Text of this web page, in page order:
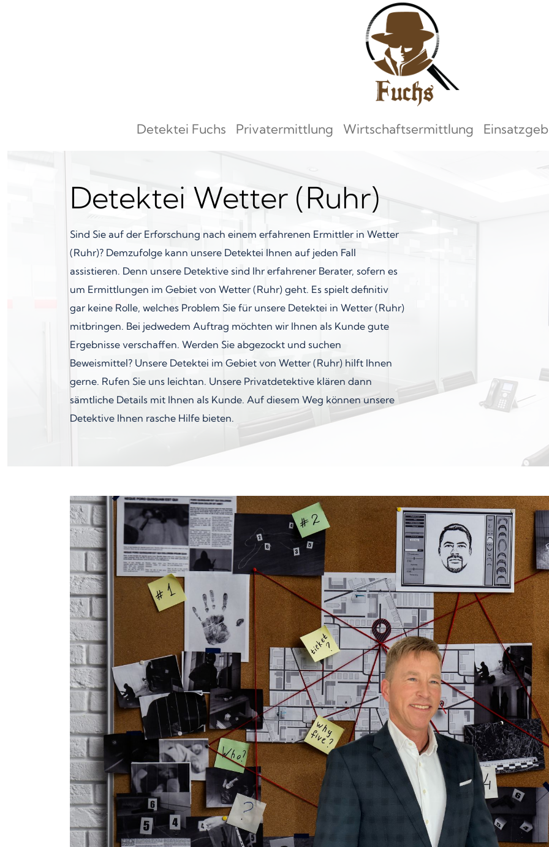
HauptnavigationDetektei Fuchs Privatermittlung Wirtschaftsermittlung
Detektei Wetter (Ruhr)
Sind Sie auf der Erforschung nach einem erfahrenen Ermittler in Wetter
(Ruhr)? Demzufolge kann unsere Detektei Ihnen auf jeden Fall
assistieren. Denn unsere Detektive sind Ihr erfahrener Berater, sofern es
um Ermittlungen im Gebiet von Wetter (Ruhr) geht. Es spielt definitiv
gar keine Rolle, welches Problem Sie für unsere Detektei in Wetter (Ruhr)
mitbringen. Bei jedwedem Auftrag möchten wir Ihnen als Kunde gute
Ergebnisse verschaffen. Werden Sie abgezockt und suchen
Beweismittel? Unsere Detektei im Gebiet von Wetter (Ruhr) hilft Ihnen
gerne. Rufen Sie uns leichtan. Unsere Privatdetektive klären dann
sämtliche Details mit Ihnen als Kunde. Auf diesem Weg können unsere
Detektive Ihnen rasche Hilfe bieten.